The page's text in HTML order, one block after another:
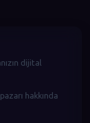
dijital
hakkında